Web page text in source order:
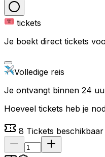
tickets
Je boekt direct tickets
Volledige reis
Je ontvangt binnen 24
Hoeveel tickets heb je
8 Tickets beschikbaar